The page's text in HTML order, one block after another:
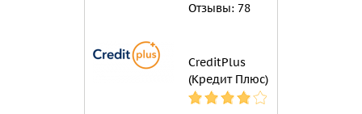
Отзывы: 78
CreditPlus
(Кредит Плюс)